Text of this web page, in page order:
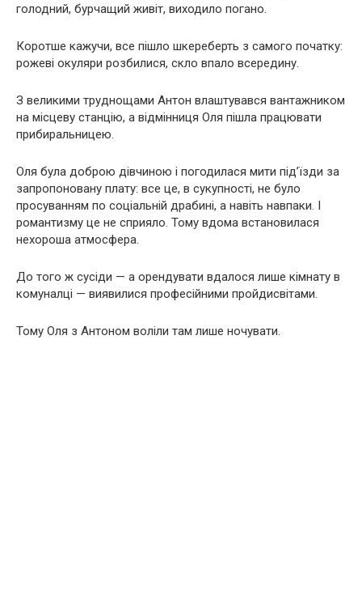
голодний, бурчащий живіт, виходило погано.
Коротше кажучи, все пішло шкереберть з самого початку:
рожеві окуляри розбилися, скло впало всередину.
З великими труднощами Антон влаштувався вантажником
на місцеву станцію, а відмінниця Оля пішла працювати
прибиральницею.
Оля була доброю дівчиною і погодилася мити під’їзди за
запропоновану плату: все це, в сукупності, не було
просуванням по соціальній драбині, а навіть навпаки. І
романтизму це не сприяло. Тому вдома встановилася
нехороша атмосфера.
До того ж сусіди — а орендувати вдалося лише кімнату в
комуналці — виявилися професійними пройдисвітами.
Тому Оля з Антоном воліли там лише ночувати.